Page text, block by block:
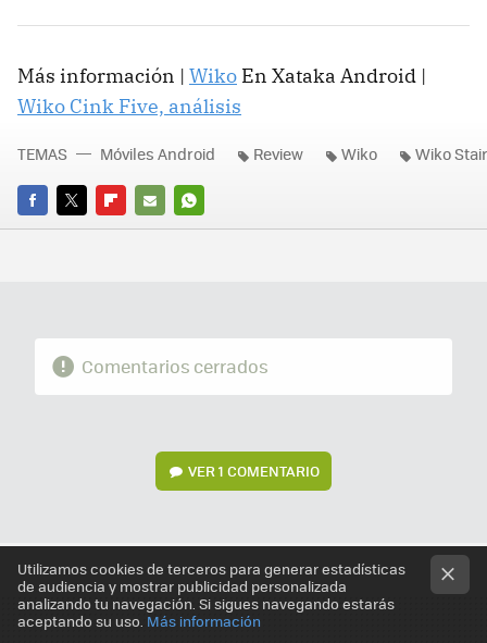
Más información | Wiko En Xataka Android |
Wiko Cink Five, análisis
FACEBOOK
TWITTERFLIPBOARD
E-
WHATSAPP
TEMAS Móviles Android Review Wiko Wiko
Comentarios cerrados
VER1 COMENTARIO
Utilizamos cookies de terceros para generar estadísticas
de audiencia y mostrar publicidad personalizada
analizando tu navegación. Si sigues navegando estarás
aceptando su uso. Más información